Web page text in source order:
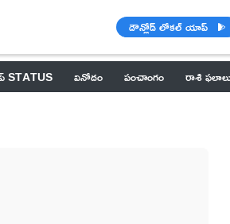
డౌన్లోడ్ లోకల్ యాప్
STATUS వినోదం పంచాంగం రాశి